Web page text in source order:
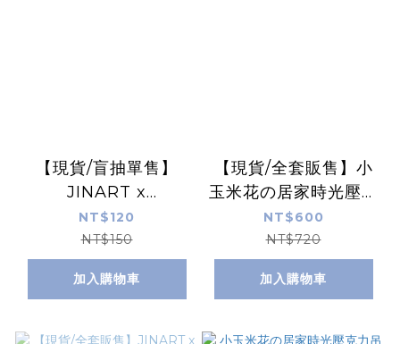
【現貨/盲抽單售】
JINART x
KiNGYONEKO -
kingyoNeko公仔
⭐(全6款)
NT$120
NT$150
加入購物車
【現貨/全套販售】小
玉米花の居家時光壓克
力吊飾(全套6款)
NT$600
NT$720
加入購物車